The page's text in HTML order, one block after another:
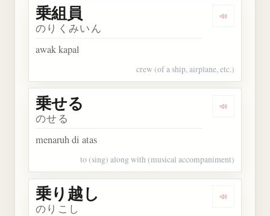
Dengarkan
乗組員
のりくみいん
awak kapal
crew (of a ship, airplane, etc.)
Dengarkan
乗せる
のせる
menaruh di atas
to (sing) along with (musical accompaniment)
Dengarkan
乗り越し
のりこし